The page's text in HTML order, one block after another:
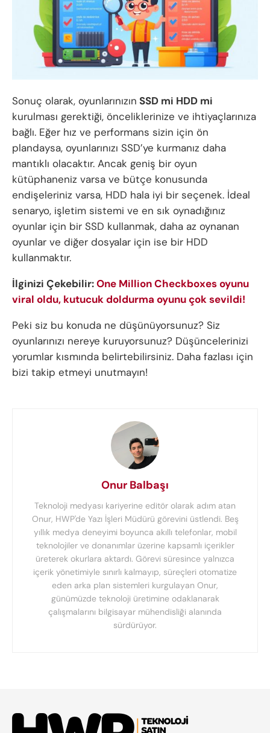
Sonuç olarak, oyunlarınızın SSD mi HDD mi
kurulması gerektiği, önceliklerinize ve ihtiyaçlarınıza
bağlı. Eğer hız ve performans sizin için ön
plandaysa, oyunlarınızı SSD’ye kurmanız daha
mantıklı olacaktır. Ancak geniş bir oyun
kütüphaneniz varsa ve bütçe konusunda
endişeleriniz varsa, HDD hala iyi bir seçenek. İdeal
senaryo, işletim sistemi ve en sık oynadığınız
oyunlar için bir SSD kullanmak, daha az oynanan
oyunlar ve diğer dosyalar için ise bir HDD
kullanmaktır.
İlginizi Çekebilir:One Million Checkboxes oyunu
viral oldu, kutucuk doldurma oyunu çok sevildi!
Peki siz bu konuda ne düşünüyorsunuz? Siz
oyunlarınızı nereye kuruyorsunuz? Düşüncelerinizi
yorumlar kısmında belirtebilirsiniz. Daha fazlası için
bizi takip etmeyi unutmayın!
Onur Balbaşı
Teknoloji medyası kariyerine editör olarak adım atan
Onur, HWP'de Yazı İşleri Müdürü görevini üstlendi. Beş
yıllık medya deneyimi boyunca akıllı telefonlar, mobil
teknolojiler ve donanımlar üzerine kapsamlı içerikler
üreterek okurlara aktardı. Görevi süresince yalnızca
içerik yönetimiyle sınırlı kalmayıp, süreçleri otomatize
eden arka plan sistemleri kurgulayan Onur,
günümüzde teknoloji üretimine odaklanarak
çalışmalarını bilgisayar mühendisliği alanında
sürdürüyor.